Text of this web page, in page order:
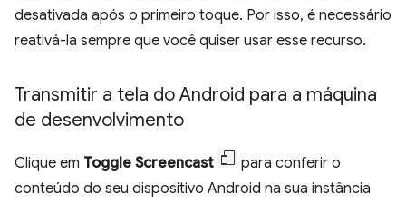
desativada após o primeiro toque. Por isso, é necessário
reativá-la sempre que você quiser usar esse recurso.
Transmitir a tela do Android para a máquina
de desenvolvimento
Clique em Toggle Screencast
para conferir o
conteúdo do seu dispositivo Android na sua instância